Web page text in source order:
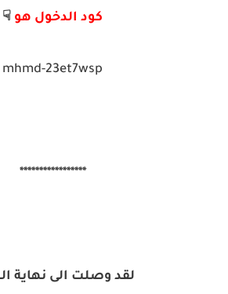
كود الدخول هو ☟
mhmd-23et7wsp
*****************
لقد وصلت الى نهاية